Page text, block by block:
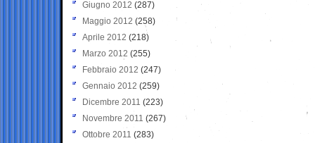
Giugno 2012 (287)
Maggio 2012 (258)
Aprile 2012 (218)
Marzo 2012 (255)
Febbraio 2012 (247)
Gennaio 2012 (259)
Dicembre 2011 (223)
Novembre 2011 (267)
Ottobre 2011 (283)